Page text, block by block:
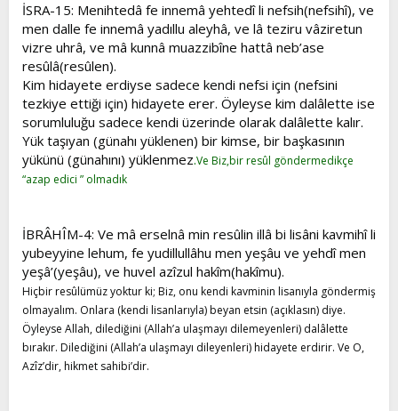
İSRA-15: Menihtedâ fe innemâ yehtedî li nefsih(nefsihî), ve
men dalle fe innemâ yadıllu aleyhâ, ve lâ teziru vâziretun
vizre uhrâ, ve mâ kunnâ muazzibîne hattâ neb’ase
resûlâ(resûlen).
Kim hidayete erdiyse sadece kendi nefsi için (nefsini
tezkiye ettiği için) hidayete erer. Öyleyse kim dalâlette ise
sorumluluğu sadece kendi üzerinde olarak dalâlette kalır.
Yük taşıyan (günahı yüklenen) bir kimse, bir başkasının
yükünü (günahını) yüklenmez.Ve Biz,bir resûl göndermedikçe
“azap edici ” olmadık
İBRÂHÎM-4: Ve mâ erselnâ min resûlin illâ bi lisâni kavmihî li
yubeyyine lehum, fe yudillullâhu men yeşâu ve yehdî men
yeşâ’(yeşâu), ve huvel azîzul hakîm(hakîmu).
Hiçbir resûlümüz yoktur ki; Biz, onu kendi kavminin lisanıyla göndermiş
olmayalım. Onlara (kendi lisanlarıyla) beyan etsin (açıklasın) diye.
Öyleyse Allah, dilediğini (Allah’a ulaşmayı dilemeyenleri) dalâlette
bırakır. Dilediğini (Allah’a ulaşmayı dileyenleri) hidayete erdirir. Ve O,
Azîz’dir, hikmet sahibi’dir.